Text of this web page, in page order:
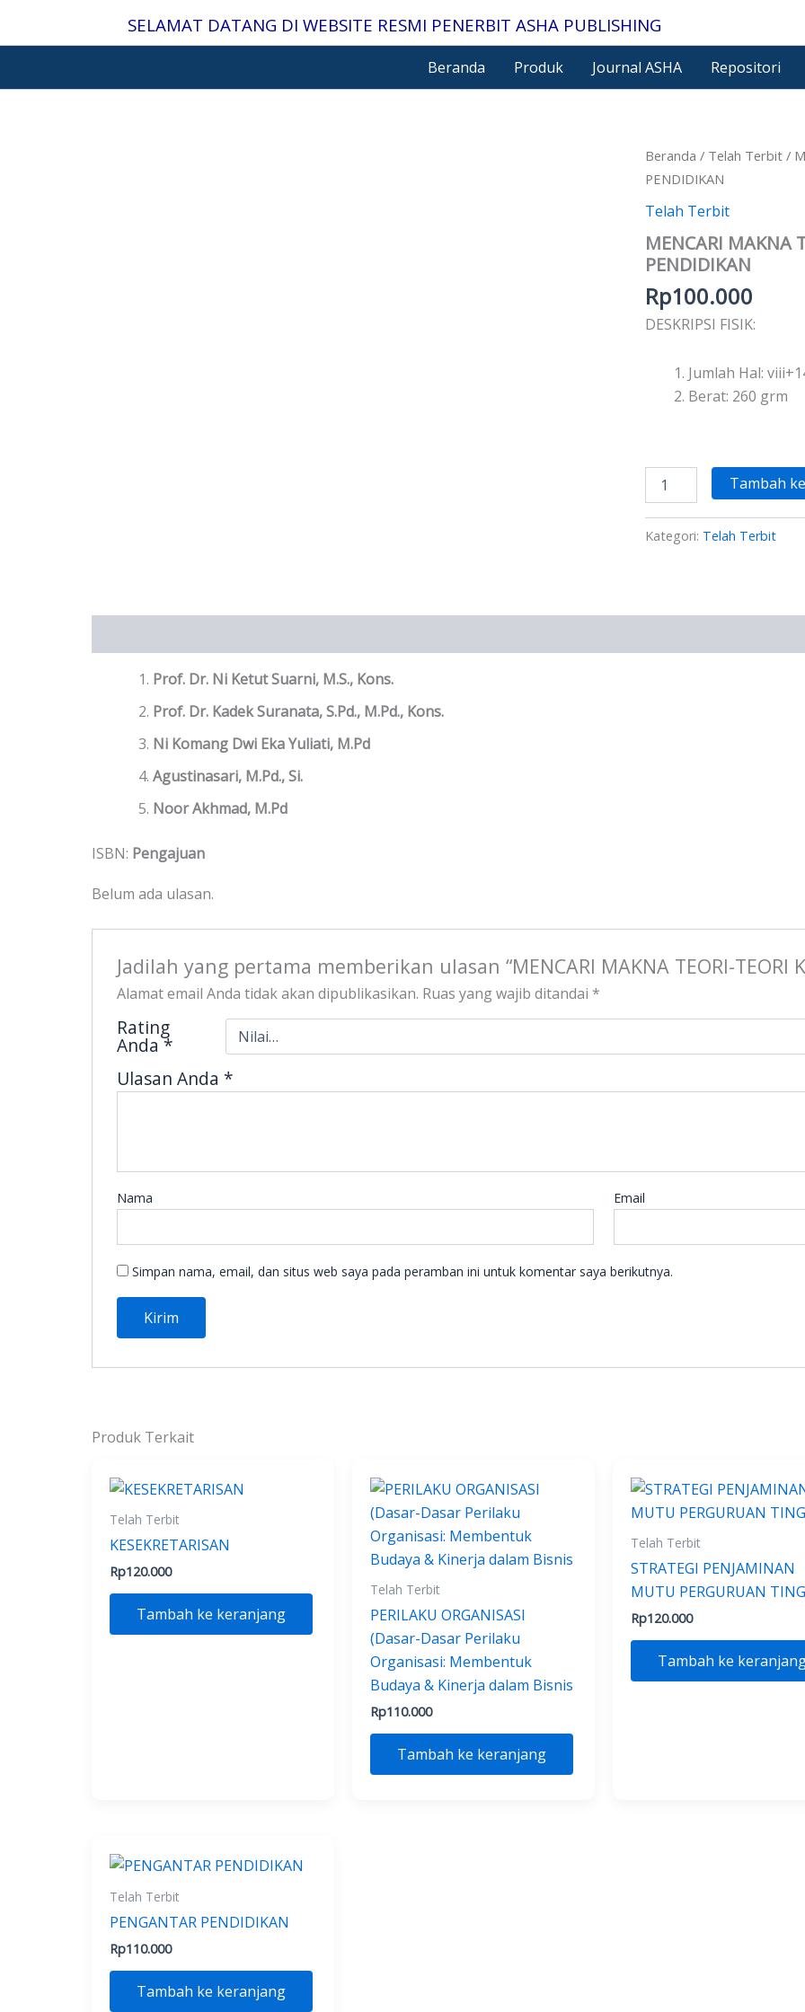
SELAMAT DATANG DI WEBSITE RESMI PENERBIT ASHA PUBLISHING
Beranda Produk Journal ASHA Repositori
Beranda / Telah Terbit/
PENDIDIKAN
Telah Terbit
MENCARI MAKNA
PENDIDIKAN
Rp100.000
DESKRIPSI FISIK:
Jumlah Hal:
Berat: 260 grm
Kuantitas
MAKNA
TEORI-
KLASIK
DALAM
PENDIDIKAN
Tambah
Kategori: Telah Terbit
Prof. Dr. Ni Ketut Suarni, M.S., Kons.
Prof. Dr. Kadek Suranata, S.Pd., M.Pd., Kons.
Ni Komang Dwi Eka Yuliati, M.Pd
Agustinasari, M.Pd., Si.
Noor Akhmad, M.Pd
ISBN: Pengajuan
Belum ada ulasan.
Jadilah yang pertama memberikan ulasan “MENCARI MAKNA TEORI-TEORI
Alamat email Anda tidak akan dipublikasikan. Ruas yang wajib ditandai *
Rating
Anda*
Ulasan Anda *
Nama Email
Simpan nama, email, dan situs web saya pada peramban ini untuk komentar saya berikutnya.
Produk Terkait
Telah Terbit
KESEKRETARISAN
Rp120.000
Tambah ke keranjang
Telah Terbit
PERILAKU ORGANISASI
(Dasar-Dasar Perilaku
Organisasi: Membentuk
Budaya & Kinerja dalam Bisnis
Rp110.000
Tambah ke keranjang
Telah Terbit
STRATEGI PENJAMINAN
MUTU PERGURUAN
Rp120.000
Tambah ke
Telah Terbit
PENGANTAR PENDIDIKAN
Rp110.000
Tambah ke keranjang